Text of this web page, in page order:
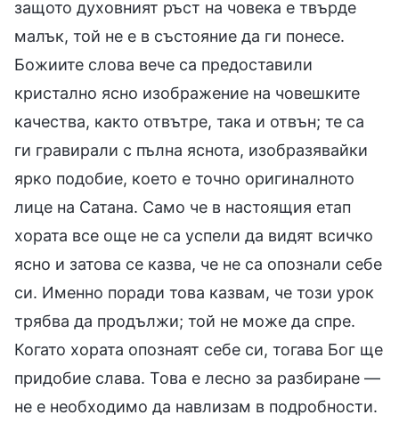
защото духовният ръст на човека е твърде
малък, той не е в състояние да ги понесе.
Божиите слова вече са предоставили
кристално ясно изображение на човешките
качества, както отвътре, така и отвън; те са
ги гравирали с пълна яснота, изобразявайки
ярко подобие, което е точно оригиналното
лице на Сатана. Само че в настоящия етап
хората все още не са успели да видят всичко
ясно и затова се казва, че не са опознали себе
си. Именно поради това казвам, че този урок
трябва да продължи; той не може да спре.
Когато хората опознаят себе си, тогава Бог ще
придобие слава. Това е лесно за разбиране —
не е необходимо да навлизам в подробности.